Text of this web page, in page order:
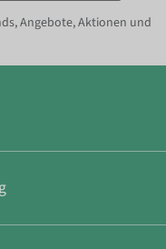
Angebote, Aktionen und